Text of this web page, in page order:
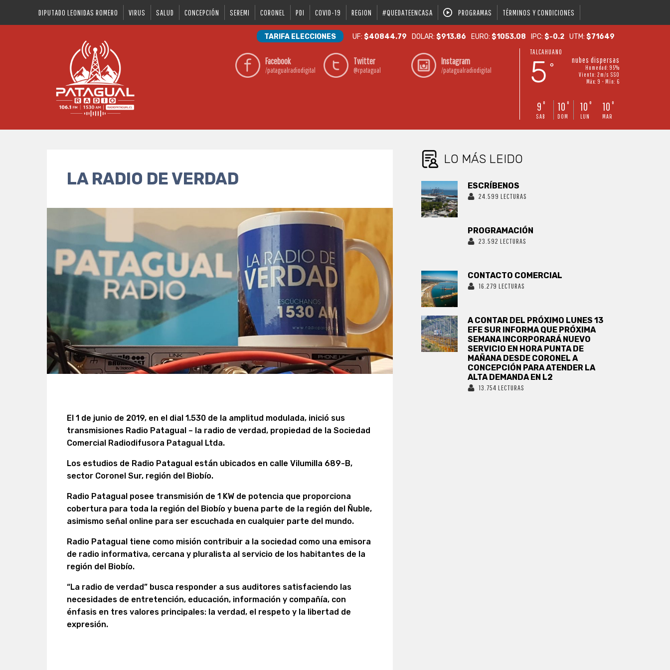
DIPUTADO LEONIDAS ROMERO VIRUS SALUD CONCEPCIÓN SEREMI CORONEL PDI COVID-19 REGION #QUEDATEENCASA PROGRAMAS TÉRMINOS Y CONDICIONES
TARIFA ELECCIONES UF:$40844.79 DOLAR:$913.86 EURO:$1053.08 IPC:$-0.2 UTM:$71649
Facebook
/patagualradiodigital
Twitter
@rpatagual
Instagram
/patagualradiodigital
TALCAHUANO
5 °
nubes dispersas
Humedad: 95%
Viento: 2m/s SSO
Máx: 9 • Mín: 6
9 °
SAB
10 °
DOM
10 °
LUN
10 °
MAR
LA RADIO DE VERDAD
El 1 de junio de 2019, en el dial 1.530 de la amplitud modulada, inició sus
transmisiones Radio Patagual – la radio de verdad, propiedad de la Sociedad
Comercial Radiodifusora Patagual Ltda.
Los estudios de Radio Patagual están ubicados en calle Vilumilla 689-B,
sector Coronel Sur, región del Biobío.
Radio Patagual posee transmisión de 1 KW de potencia que proporciona
cobertura para toda la región del Biobío y buena parte de la región del Ñuble,
asimismo señal online para ser escuchada en cualquier parte del mundo.
Radio Patagual tiene como misión contribuir a la sociedad como una emisora
de radio informativa, cercana y pluralista al servicio de los habitantes de la
región del Biobío.
“La radio de verdad” busca responder a sus auditores satisfaciendo las
necesidades de entretención, educación, información y compañía, con
énfasis en tres valores principales: la verdad, el respeto y la libertad de
expresión.
LO MÁS LEIDO
ESCRÍBENOS
24.599 LECTURAS
PROGRAMACIÓN
23.592 LECTURAS
CONTACTO COMERCIAL
16.279 LECTURAS
A CONTAR DEL PRÓXIMO LUNES 13
EFE SUR INFORMA QUE PRÓXIMA
SEMANA INCORPORARÁ NUEVO
SERVICIO EN HORA PUNTA DE
MAÑANA DESDE CORONEL A
CONCEPCIÓN PARA ATENDER LA
ALTA DEMANDA EN L2
13.754 LECTURAS